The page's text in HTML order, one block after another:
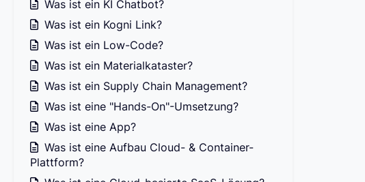
Was ist ein KI Chatbot?
Was ist ein Kogni Link?
Was ist ein Low-Code?
Was ist ein Materialkataster?
Was ist ein Supply Chain Management?
Was ist eine "Hands-On"-Umsetzung?
Was ist eine App?
Was ist eine Aufbau Cloud- & Container-
Plattform?